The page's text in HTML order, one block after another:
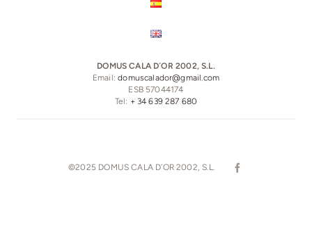
DOMUS CALA D´OR 2002, S.L.
Email:domuscalador@gmail.com
ESB 57044174
Tel: + 34 639 287 680
©2025 DOMUS CALA D´OR 2002, S.L.